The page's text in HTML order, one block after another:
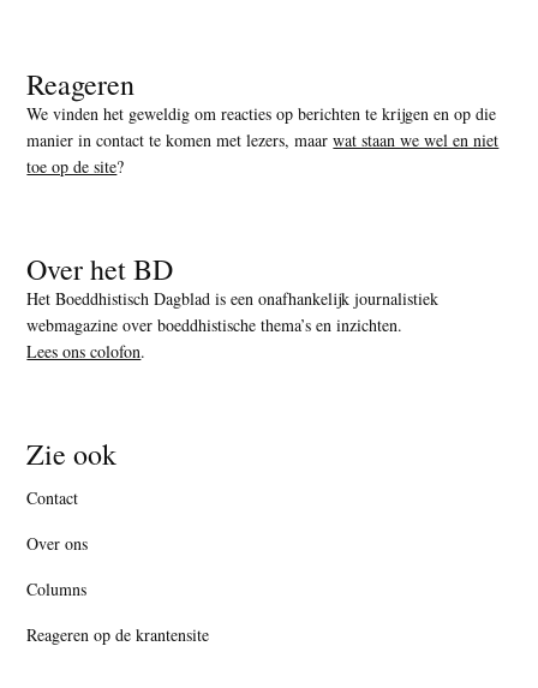
Reageren
We vinden het geweldig om reacties op berichten te krijgen en op die
manier in contact te komen met lezers, maarwat staan we wel en niet
toe op de site?
Over het BD
Het Boeddhistisch Dagblad is een onafhankelijk journalistiek
webmagazine over boeddhistische thema’s en inzichten.
Lees ons colofon.
Zie ook
Contact
Over ons
Columns
Reageren op de krantensite